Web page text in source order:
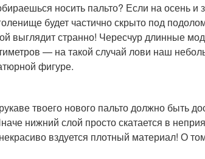
носить пальто? Если на осень
будет частично скрыто под
выглядит странно! Чересчур длинные
— на такой случай лови наш
фигуре.
твоего нового пальто должно быть
нижний слой просто скатается в
вздуется плотный материал! О